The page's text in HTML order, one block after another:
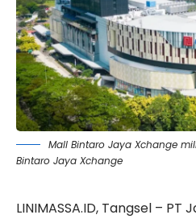
Mall Bintaro Jaya Xchange
Bintaro Jaya Xchange
LINIMASSA.ID, Tangsel –